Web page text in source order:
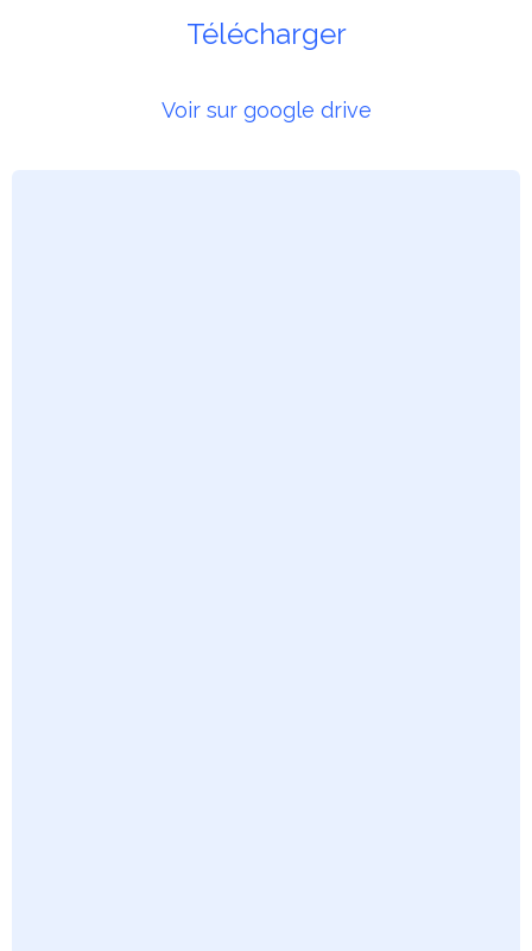
Télécharger
Voir sur google drive